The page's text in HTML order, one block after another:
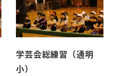
学芸会総練習（通明
小）